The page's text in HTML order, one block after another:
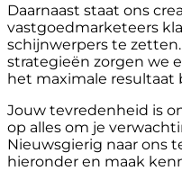
Daarnaast staat ons
vastgoedmarketeers
schijnwerpers te
strategieën zorgen we
het maximale resultaat
Jouw tevredenheid is
op alles om je
Nieuwsgierig naar ons
hieronder en maak